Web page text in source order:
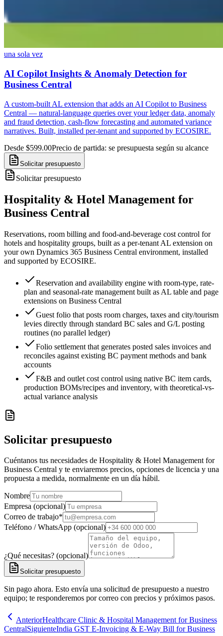
una sola vez
AI Copilot Insights & Anomaly Detection for
Business Central
A custom-built AL extension that adds an AI Copilot to Business
Central — natural-language queries over your ledger data, anomaly
and fraud detection, cash-flow forecasting and automated variance
narratives. Built, installed per-tenant and supported by ECOSIRE.
Desde $599.00Precio de partida: se presupuesta según su alcance
Solicitar presupuesto
Solicitar presupuesto
Hospitality & Hotel Management for
Business Central
Reservations, room billing and food-and-beverage cost control for
hotels and hospitality groups, built as a per-tenant AL extension on
your own Dynamics 365 Business Central environment, installed
and supported by ECOSIRE.
Reservation and availability engine with room-type, rate-
plan and seasonal-rate management built as AL table and page
extensions on Business Central
Guest folio that posts room charges, taxes and city/tourism
levies directly through standard BC sales and G/L posting
routines (no parallel ledger)
Folio settlement that generates posted sales invoices and
reconciles against existing BC payment methods and bank
accounts
F&B and outlet cost control using native BC item cards,
production BOMs/recipes and inventory, with theoretical-vs-
actual variance analysis
Solicitar presupuesto
Cuéntanos tus necesidades de Hospitality & Hotel Management for
Business Central y te enviaremos precios, opciones de licencia y una
propuesta a medida, normalmente en un día hábil.
Nombre
Empresa (opcional)
Correo de trabajo*
Teléfono / WhatsApp (opcional)
¿Qué necesitas? (opcional)
Solicitar presupuesto
Sin pago ahora. Esto envía una solicitud de presupuesto a nuestro
equipo; te responderemos por correo con precios y próximos pasos.
AnteriorHealthcare Clinic & Hospital Management for Business
CentralSiguienteIndia GST E-Invoicing & E-Way Bill for Business